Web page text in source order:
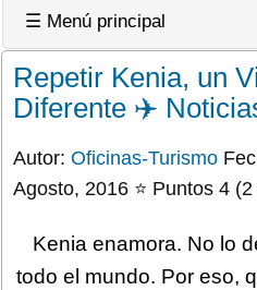
☰ Menú principal
Repetir Kenia, un
Diferente ✈️
Autor: Oficinas-Turismo
Agosto, 2016 ⭐ Puntos 4
Kenia enamora. No lo
todo el mundo. Por eso,